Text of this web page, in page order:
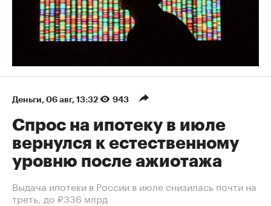
Деньги 06 авг, 13:32 943
Спрос на ипотеку в июле
вернулся к естественному
уровню после ажиотажа
Выдача ипотеки в России в июле снизилась почти на
треть, до ₽336 млрд